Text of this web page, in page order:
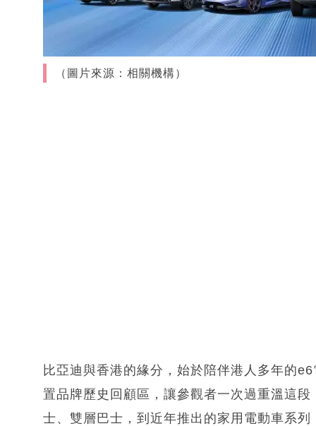
（圖片來源：相關機構）
比亞迪與香港的緣分，始於陪伴港人多年的
置品牌歷史回顧區，讓參觀者一次過重溫這
士、雙層巴士，到近年推出的家用電動車系